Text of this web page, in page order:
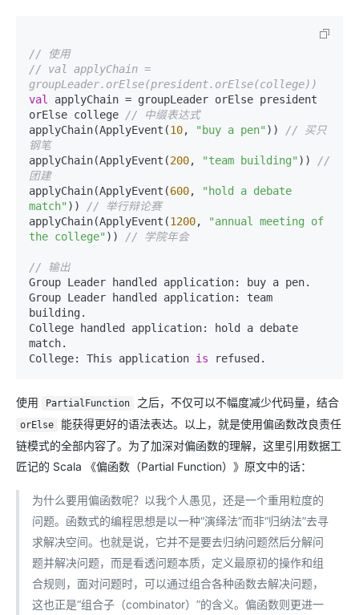
// 使用
// val applyChain =
groupLeader.orElse(president.orElse(college))
val
applyChain = groupLeader orElse president
orElse college
// 中缀表达式
applyChain(ApplyEvent(10, "buy a pen" ))
// 买只
钢笔
applyChain(ApplyEvent(200, "team building" ))
//
团建
applyChain(ApplyEvent(600,
"hold a debate
match" ))
// 举行辩论赛
applyChain(ApplyEvent(1200,
"annual meeting of
the college" )) // 学院年会
// 输出
Group Leader handled application: buy a pen.
Group Leader handled application: team
building.
College handled application: hold a debate
match.
College: This application is
使用 PartialFunction 之后，不仅可以不幅度减少代码量，结合
orElse
能获得更好的语法表达。以上，就是使用偏函数改良责任
链模式的全部内容了。为了加深对偏函数的理解，这里引用数据工
匠记的 Scala 《偏函数（Partial Function）》原文中的话：
为什么要用偏函数呢？以我个人愚见，还是一个重用粒度的
问题。函数式的编程思想是以一种“演绎法”而非“归纳法”去寻
求解决空间。也就是说，它并不是要去归纳问题然后分解问
题并解决问题，而是看透问题本质，定义最原初的操作和组
合规则，面对问题时，可以通过组合各种函数去解决问题，
这也正是“组合子（combinator）”的含义。偏函数则更进一